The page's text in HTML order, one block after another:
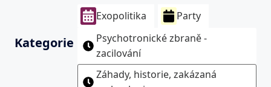
Kategorie
Exopolitika
Party
Psychotronické zbraně -
zacilování
Záhady, historie, zakázaná